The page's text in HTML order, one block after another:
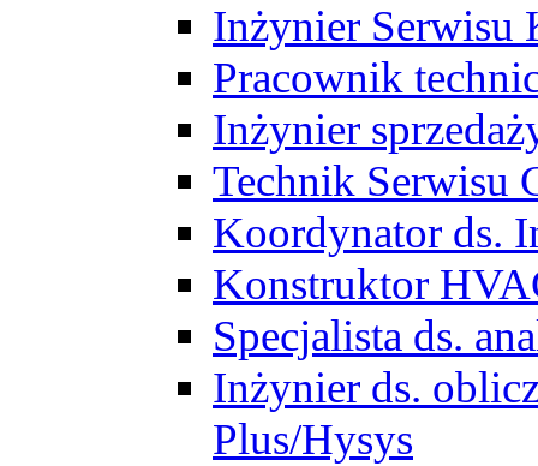
Inżynier Serwisu
Pracownik
Inżynier
Technik Serwisu
Koordynator ds.
Konstruktor
Specjalista ds.
Inżynier ds.
Plus/Hysys